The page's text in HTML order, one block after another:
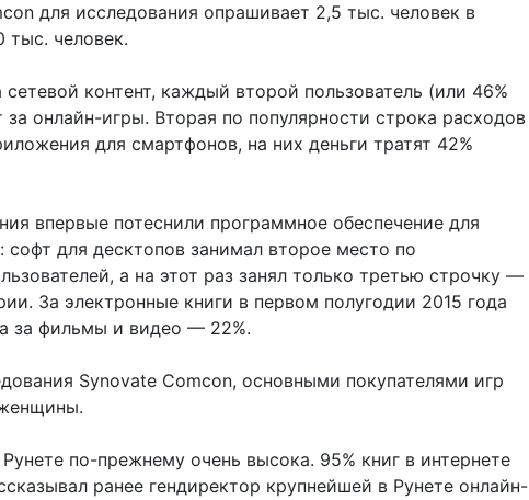
для исследования опрашивает 2,5 тыс. человек в
тыс. человек.
сетевой контент, каждый второй пользователь (или 46%
за онлайн-игры. Вторая по популярности строка расходов
для смартфонов, на них деньги тратят 42%
впервые потеснили программное обеспечение для
для десктопов занимал второе место по
а на этот раз занял только третью строчку —
За электронные книги в первом полугодии 2015 года
за фильмы и видео — 22%.
Synovate Comcon, основными покупателями игр
по-прежнему очень высока. ​95% книг в интернете
ранее гендиректор крупнейшей в Рунете онлайн-